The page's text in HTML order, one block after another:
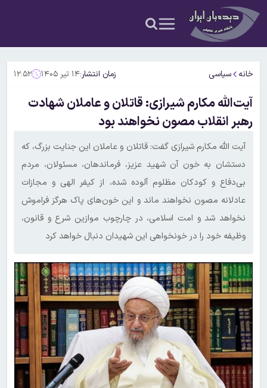
خانه سیاسی زمان انتشار:۱۴ تیر ۱۴۰۵ ۱۲:۵۲
آیت‌الله مکارم شیرازی: قاتلان و عاملان شهادت
رهبر انقلاب مصون نخواهند بود
آیت الله مکارم شیرازی گفت‌: قاتلان و عاملان این جنایت بزرگ، که
دستشان به خون آن شهید عزیز، فرماندهان، مسئولان، مردم
بی‌دفاع و کودکان مظلوم آلوده شده، از کیفر الهی و مجازات
عادلانه مصون نخواهند ماند و این خون‌های پاک هرگز فراموش
نخواهد شد و امت اسلامی، در چارچوب موازین شرع و قانون،
وظیفه خود را در خونخواهی این شهیدان دنبال خواهد کرد